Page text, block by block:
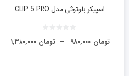
اسپیکر بلوتوثی مدل CLIP 5 PRO
۱,۳۸۰,۰۰۰ تومان – ۹۸۰,۰۰۰ تومان